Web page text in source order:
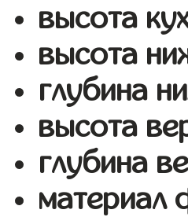
высота
высота
глубина
высота
глубина
материал